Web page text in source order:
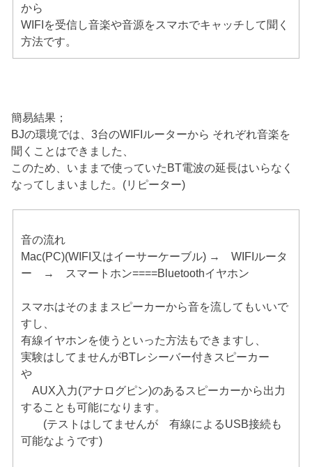
から
WIFIを受信し音楽や音源をスマホでキャッチして聞く
方法です。
簡易結果；
BJの環境では、3台のWIFIルーターから それぞれ音楽を
聞くことはできました、
このため、いままで使っていたBT電波の延長はいらなく
なってしまいました。(リピーター)
音の流れ
Mac(PC)(WIFI又はイーサーケーブル) → WIFIルータ
ー → スマートホン====Bluetoothイヤホン
スマホはそのままスピーカーから音を流してもいいで
すし、
有線イヤホンを使うといった方法もできますし、
実験はしてませんがBTレシーバー付きスピーカー
や
AUX入力(アナログピン)のあるスピーカーから出力
することも可能になります。
(テストはしてませんが 有線によるUSB接続も
可能なようです)